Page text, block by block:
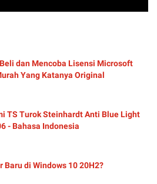
dan Mencoba Lisensi Microsoft
Yang Katanya Original
TS Turok Steinhardt Anti Blue Light
- Bahasa Indonesia
Baru di Windows 10 20H2?